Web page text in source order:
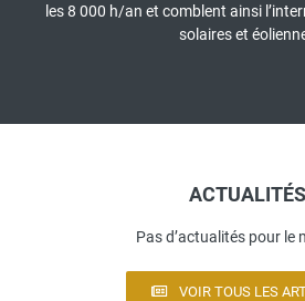
les 8 000 h/an et comblent ainsi
solaires et
ACTUALITÉS
Pas d’actualités pour le
VOIR TOUS LES